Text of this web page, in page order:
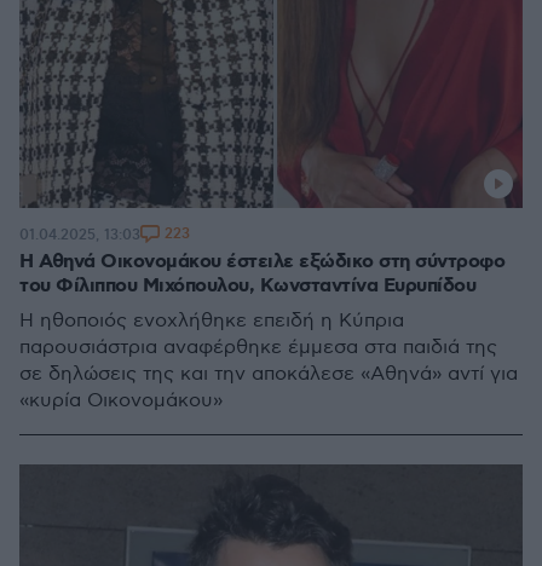
Η Αθηνά Οικονομάκου έστειλε εξώδικο στη σύντροφο
του Φίλιππου Μιχόπουλου, Κωνσταντίνα Ευρυπίδου
Η ηθοποιός ενοχλήθηκε επειδή η Κύπρια
παρουσιάστρια αναφέρθηκε έμμεσα στα παιδιά της
σε δηλώσεις της και την αποκάλεσε «Αθηνά» αντί για
«κυρία Οικονομάκου»
01.04.2025, 13:03 223